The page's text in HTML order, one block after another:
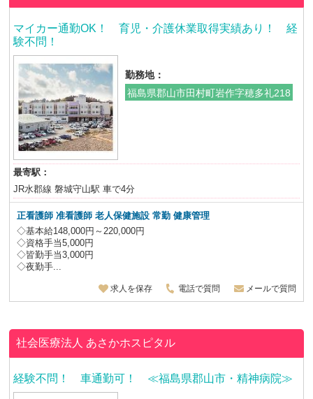
マイカー通勤OK！ 育児・介護休業取得実績あり！ 経
験不問！
勤務地：
福島県郡山市田村町岩作字穂多礼218
最寄駅：
JR水郡線 磐城守山駅 車で4分
正看護師 准看護師 老人保健施設常勤 健康管理
◇基本給148,000円～220,000円
◇資格手当5,000円
◇皆勤手当3,000円
◇夜勤手...
求人を保存 電話で質問 メールで質問
社会医療法人 あさかホスピタル
経験不問！ 車通勤可！ ≪福島県郡山市・精神病院≫